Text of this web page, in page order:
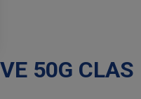
50G CLAS